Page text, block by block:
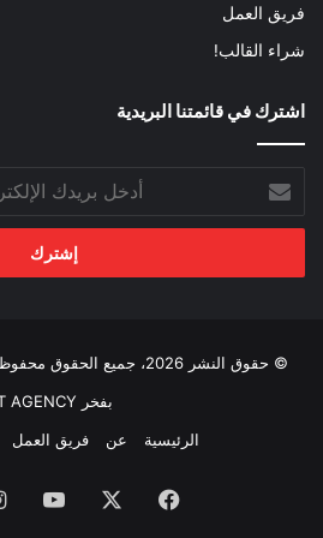
فريق العمل
شراء القالب!
اشترك في قائمتنا البريدية
بريدك
الإلكتروني
© حقوق النشر 2026، جميع الحقوق محفوظة |
بفخر AGENCY
الرئيسية
عن فريق العمل
فيسبوك